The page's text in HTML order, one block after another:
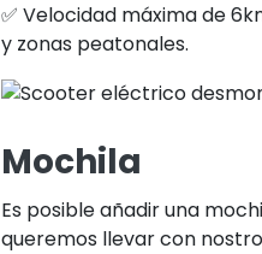
✅ Velocidad máxima de
y zonas peatonales.
Mochila
Es posible añadir una
queremos llevar con